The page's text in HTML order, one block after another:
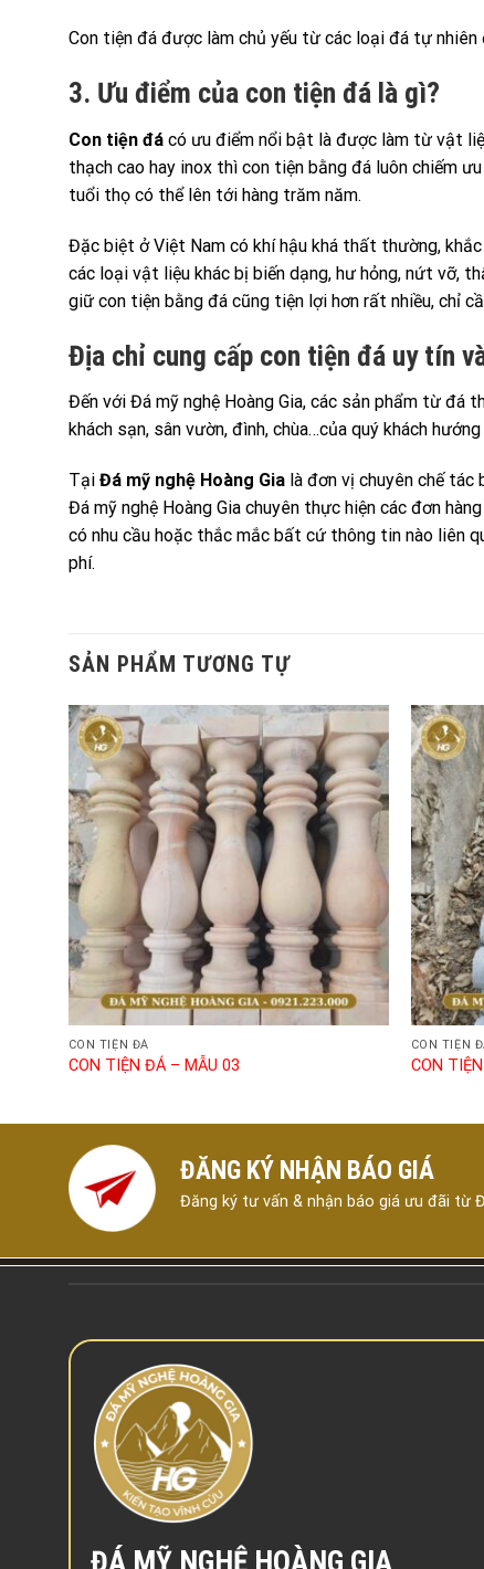
Con tiện đá được làm chủ yếu từ các loại đá tự nhiên
3. Ưu điểm của con tiện đá là gì?
Con tiện đá có ưu điểm nổi bật là được làm từ vật
thạch cao hay inox thì con tiện bằng đá luôn chiếm
tuổi thọ có thể lên tới hàng trăm năm.
Đặc biệt ở Việt Nam có khí hậu khá thất thường,
các loại vật liệu khác bị biến dạng, hư hỏng, nứt vỡ,
giữ con tiện bằng đá cũng tiện lợi hơn rất nhiều, chỉ
Địa chỉ cung cấp con tiện đá uy tín
Đến với Đá mỹ nghệ Hoàng Gia, các sản phẩm từ đá
khách sạn, sân vườn, đình, chùa…của quý khách
Tại Đá mỹ nghệ Hoàng Gia là đơn vị chuyên chế
Đá mỹ nghệ Hoàng Gia chuyên thực hiện các đơn
có nhu cầu hoặc thắc mắc bất cứ thông tin nào liên
phí.
SẢN PHẨM TƯƠNG TỰ
CON TIỆN ĐÁ
CON TIỆN ĐÁ – MẪU 03
CON TIỆN
CON
ĐĂNG KÝ NHẬN BÁO GIÁ
Đăng ký tư vấn & nhận báo giá ưu đãi từ